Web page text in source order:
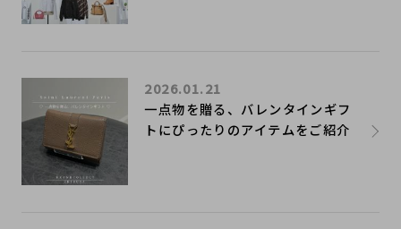
一点物を贈る、バレンタインギフ
トにぴったりのアイテムをご紹介
2026.01.21